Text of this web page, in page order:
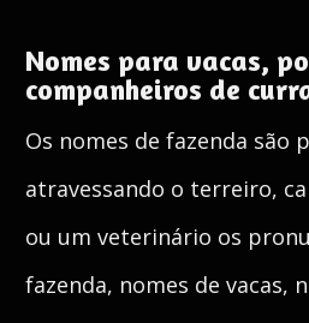
Nomes para vacas,
companheiros de
Os nomes de fazenda
atravessando o terreiro,
ou um veterinário os
fazenda, nomes de vacas,